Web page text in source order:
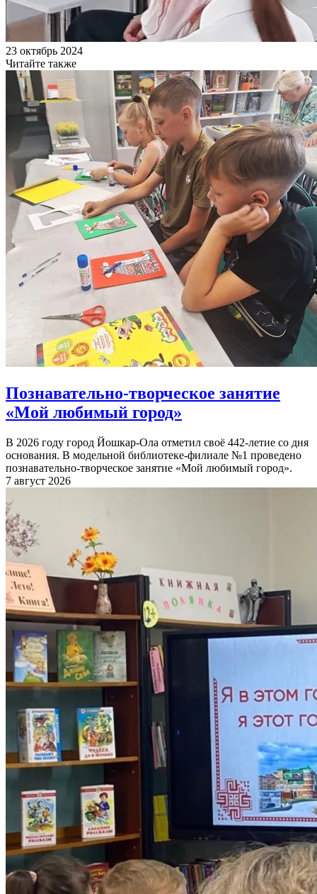
23 октябрь 2024
Читайте также
Познавательно-творческое занятие
«Мой любимый город»
В 2026 году город Йошкар-Ола отметил своё 442-летие со дня
основания. В модельной библиотеке-филиале №1 проведено
познавательно-творческое занятие «Мой любимый город».
7 август 2026